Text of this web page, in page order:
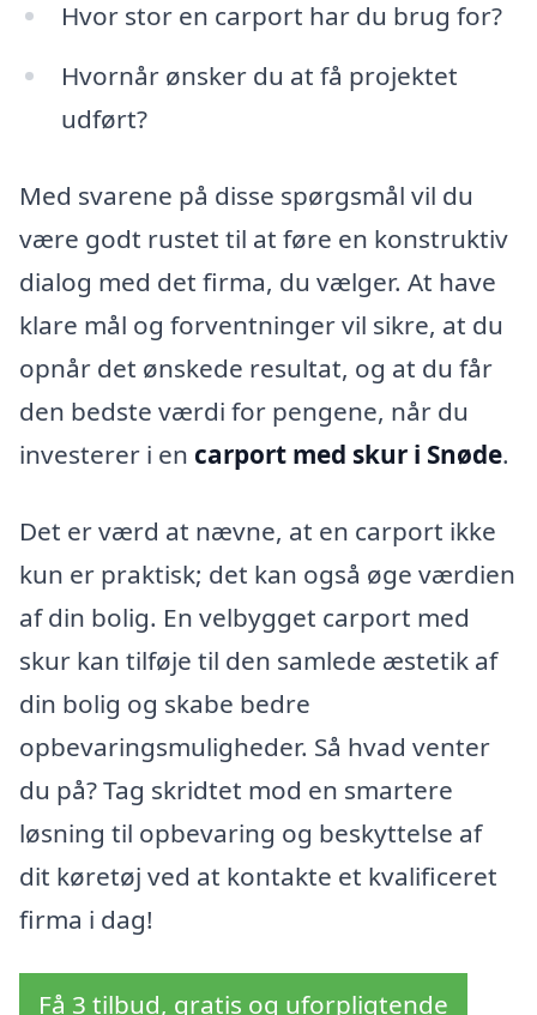
Hvor stor en carport har du brug for?
Hvornår ønsker du at få projektet
udført?
Med svarene på disse spørgsmål vil du
være godt rustet til at føre en konstruktiv
dialog med det firma, du vælger. At have
klare mål og forventninger vil sikre, at du
opnår det ønskede resultat, og at du får
den bedste værdi for pengene, når du
investerer i en carport med skur i Snøde.
Det er værd at nævne, at en carport ikke
kun er praktisk; det kan også øge værdien
af din bolig. En velbygget carport med
skur kan tilføje til den samlede æstetik af
din bolig og skabe bedre
opbevaringsmuligheder. Så hvad venter
du på? Tag skridtet mod en smartere
løsning til opbevaring og beskyttelse af
dit køretøj ved at kontakte et kvalificeret
firma i dag!
Få 3 tilbud, gratis og uforpligtende